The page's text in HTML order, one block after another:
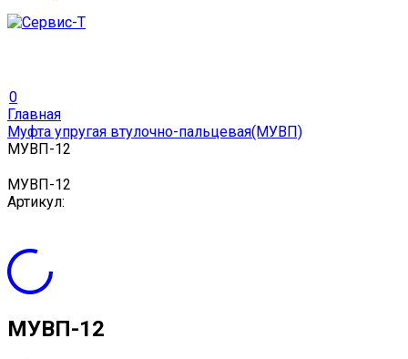
0
Главная
Муфта упругая втулочно-пальцевая(МУВП)
МУВП-12
МУВП-12
Артикул:
МУВП-12